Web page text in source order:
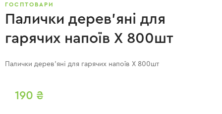
ГОСПТОВАРИ
Палички дерев’яні для
гарячих напоїв X 800шт
Палички дерев’яні для гарячих напоїв X 800шт
190 ₴